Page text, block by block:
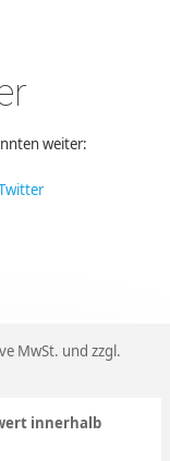
weiter:
MwSt. und zzgl.
innerhalb